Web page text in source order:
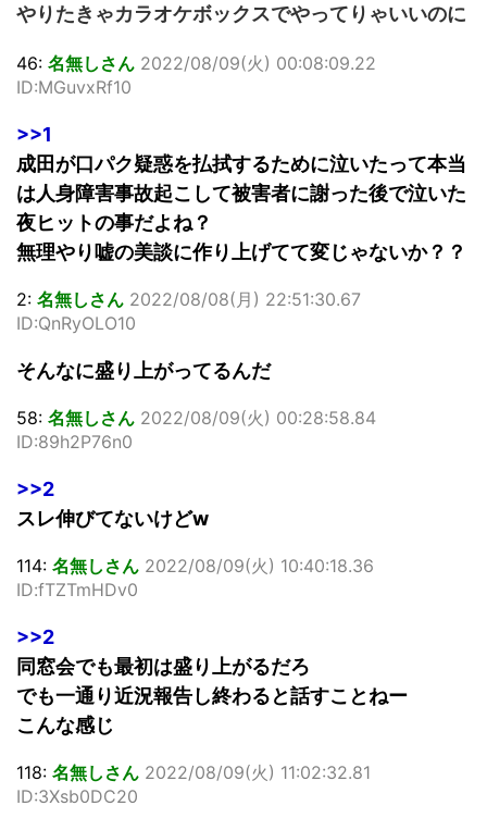
やりたきゃカラオケボックスでやってりゃいいのに
46: 名無しさん 2022/08/09(火) 00:08:09.22
ID:MGuvxRf10
>>1
成田が口パク疑惑を払拭するために泣いたって本当
は人身障害事故起こして被害者に謝った後で泣いた
夜ヒットの事だよね？
無理やり嘘の美談に作り上げてて変じゃないか？？
2: 名無しさん 2022/08/08(月) 22:51:30.67
ID:QnRyOLO10
そんなに盛り上がってるんだ
58: 名無しさん 2022/08/09(火) 00:28:58.84
ID:89h2P76n0
>>2
スレ伸びてないけどw
114: 名無しさん 2022/08/09(火) 10:40:18.36
ID:fTZTmHDv0
>>2
同窓会でも最初は盛り上がるだろ
でも一通り近況報告し終わると話すことねー
こんな感じ
118: 名無しさん 2022/08/09(火) 11:02:32.81
ID:3Xsb0DC20